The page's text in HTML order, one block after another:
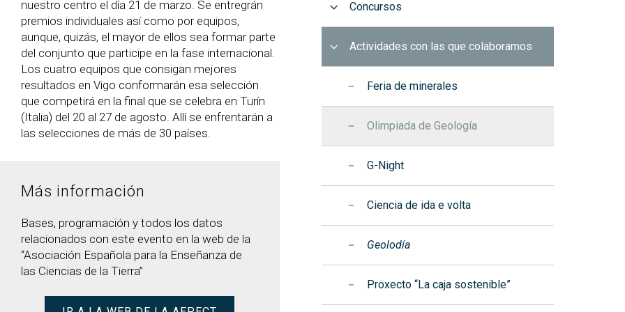
Acreditación de títulos
Quejas, sugerencias y
felicitaciones
Prácticas externas
Becas y ayudas
Premios y distinciones
Santa Bárbara y el Día da Enerxía
Ciencia de ida e volta
Geolodía
Proxecto “La caja sostenible”
nuestro centro el día 21 de marzo. Se entregrán
premios individuales así como por equipos,
aunque, quizás, el mayor de ellos sea formar parte
del conjunto que participe en la fase internacional.
Los cuatro equipos que consigan mejores
resultados en Vigo conformarán esa selección
que competirá en la final que se celebra en Turín
(Italia) del 20 al 27 de agosto. Allí se enfrentarán a
las selecciones de más de 30 países.
Más información
Bases, programación y todos los datos
relacionados con este evento en la web de la
“Asociación Española para la Enseñanza de
las Ciencias de la Tierra”
Abrir
Concursos
Abrir
Actividades con las que colaboramos
Feria de minerales
Olimpiada de Geología
G-Night
Ciencia de ida e volta
Geolodía
Proxecto “La caja sostenible”